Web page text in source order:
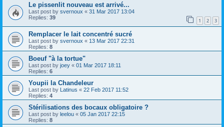
Le pissenlit nouveau est arrivé...
Last post by svernoux « 31 Mar 2017 13:04
Replies: 39 1 2 3
Remplacer le lait concentré sucré
Last post by svernoux « 13 Mar 2017 22:31
Replies: 8
Boeuf "à la tortue"
Last post by joey « 01 Mar 2017 18:11
Replies: 6
Youpii la Chandeleur
Last post by Latinus « 22 Feb 2017 11:52
Replies: 4
Stérilisations des bocaux obligatoire ?
Last post by leelou « 05 Jan 2017 22:15
Replies: 8